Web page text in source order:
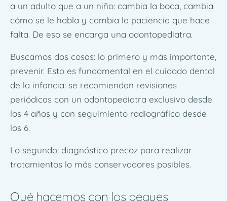
a un adulto que a un niño: cambia la boca, cambia
cómo se le habla y cambia la paciencia que hace
falta. De eso se encarga una odontopediatra.
Buscamos dos cosas: lo primero y más importante,
prevenir. Esto es fundamental en el cuidado dental
de la infancia: se recomiendan revisiones
periódicas con un odontopediatra exclusivo desde
los 4 años y con seguimiento radiográfico desde
los 6.
Lo segundo: diagnóstico precoz para realizar
tratamientos lo más conservadores posibles.
Qué hacemos con los peques